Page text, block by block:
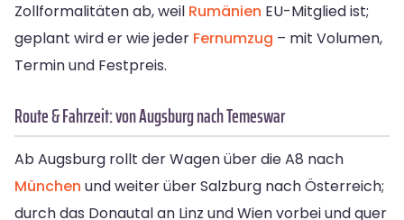
Zollformalitäten ab, weil Rumänien EU-Mitglied ist;
geplant wird er wie jeder Fernumzug – mit Volumen,
Termin und Festpreis.
Route & Fahrzeit: von Augsburg nach Temeswar
Ab Augsburg rollt der Wagen über die A8 nach
München und weiter über Salzburg nach Österreich;
durch das Donautal an Linz und Wien vorbei und quer